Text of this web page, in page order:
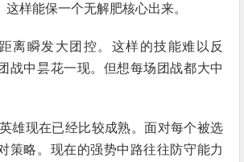
样能保一个无解肥核心出来。
离瞬发大团控。这样的技能难以反
战中昙花一现。但想每场团战都大中
雄现在已经比较成熟。面对每个被选
策略。现在的强势中路往往防守能力